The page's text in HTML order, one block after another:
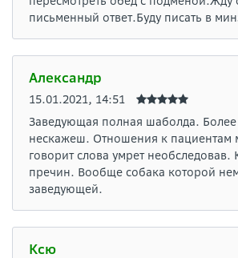
письменный ответ.Буду писать в
Александр
15.01.2021, 14:51
Заведующая полная шаболда. Более
нескажеш. Отношения к пациентам
говорит слова умрет необследовав.
пречин. Вообще собака которой
заведующей.
Ксю